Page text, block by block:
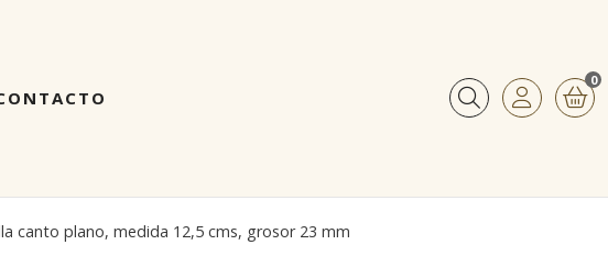
Buscar
0
canto plano, medida 12,5 cms, grosor 23 mm